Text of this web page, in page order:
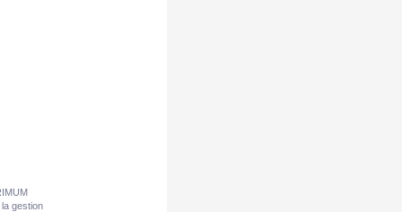
gestion